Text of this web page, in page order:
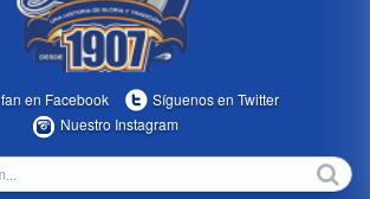
en Facebook
Síguenos en Twitter
Nuestro Instagram